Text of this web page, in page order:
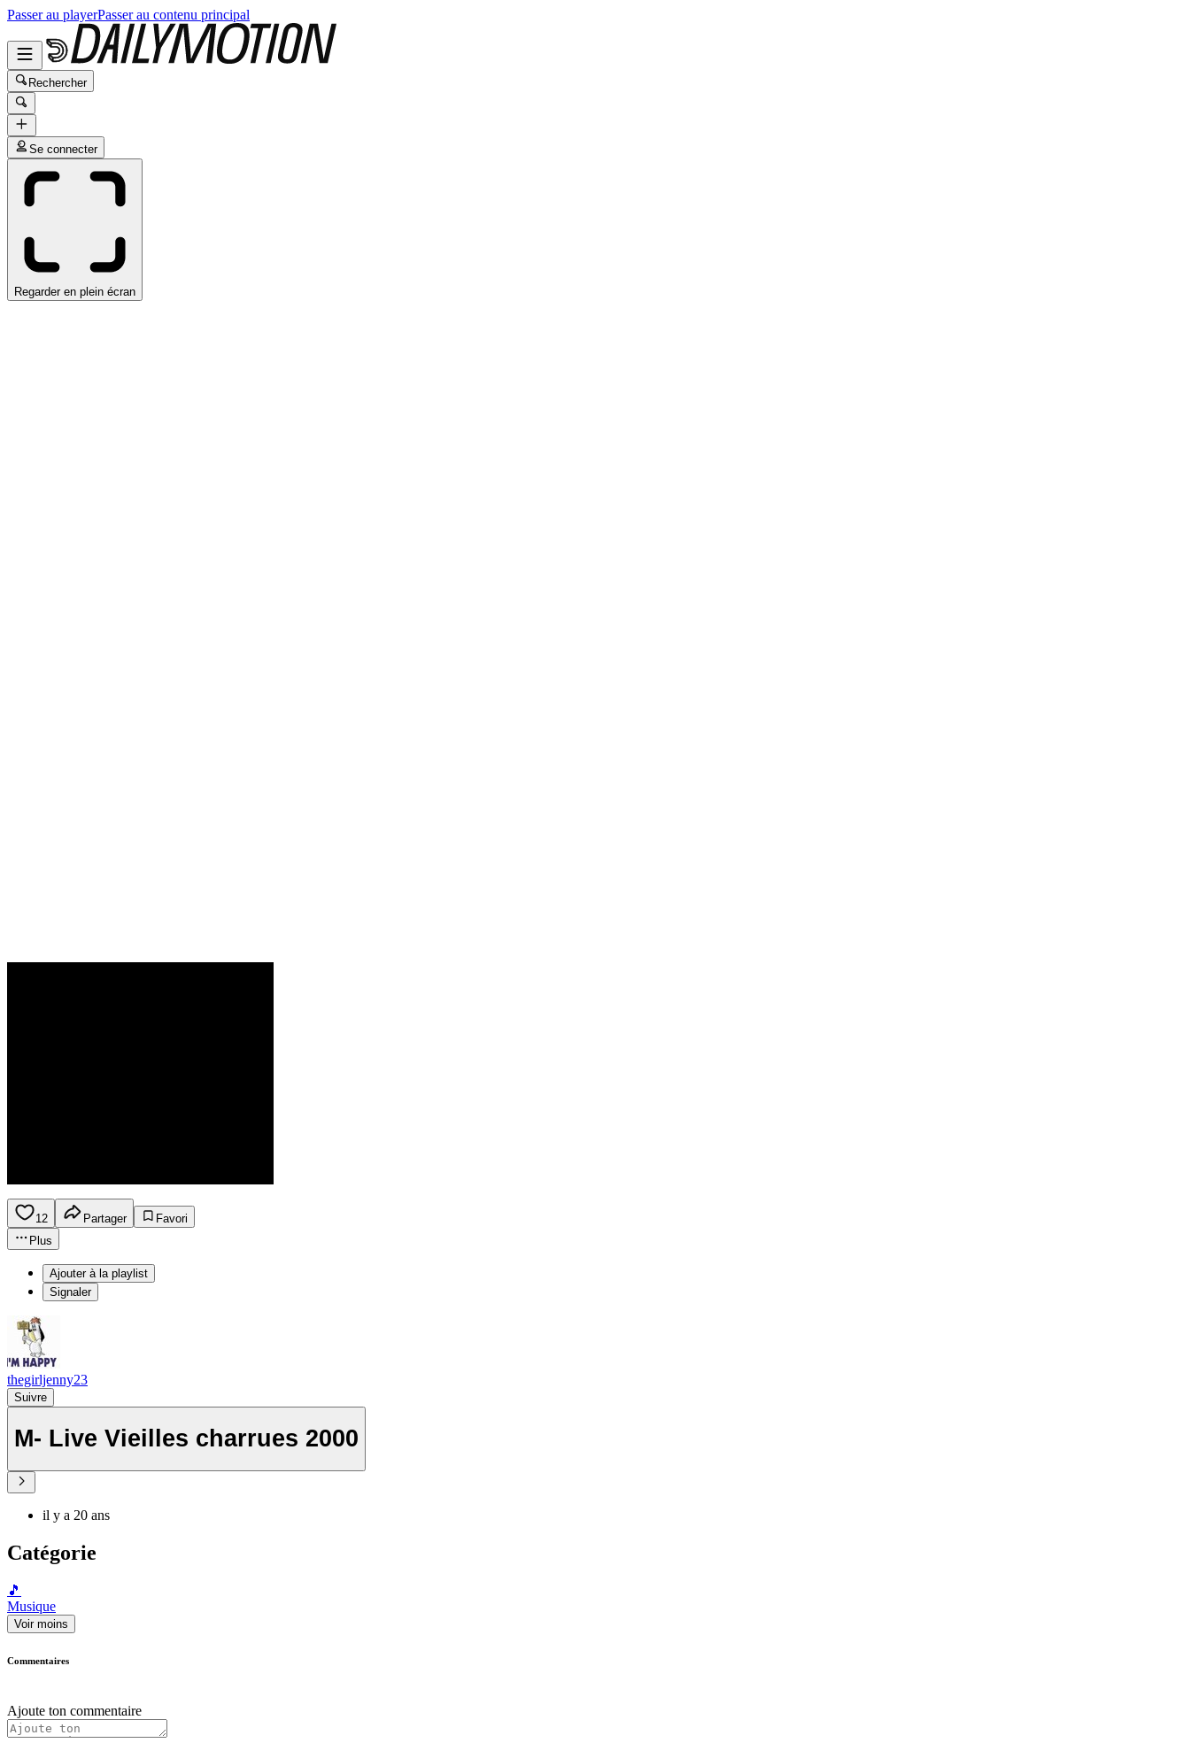
Passer au playerPasser au contenu principal
Rechercher
Se connecter
Regarder en plein écran
12 Partager
Favori
Plus
Ajouter à la playlist
Signaler
thegirljenny23
Suivre
M- Live Vieilles charrues 2000
il y a 20 ans
Catégorie
🎵
Musique
Voir moins
Commentaires
Ajoute ton commentaire